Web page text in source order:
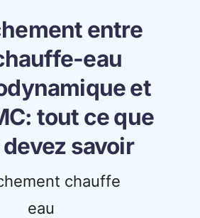
entre
eau
et
tout ce que
savoir
chauffe
eau